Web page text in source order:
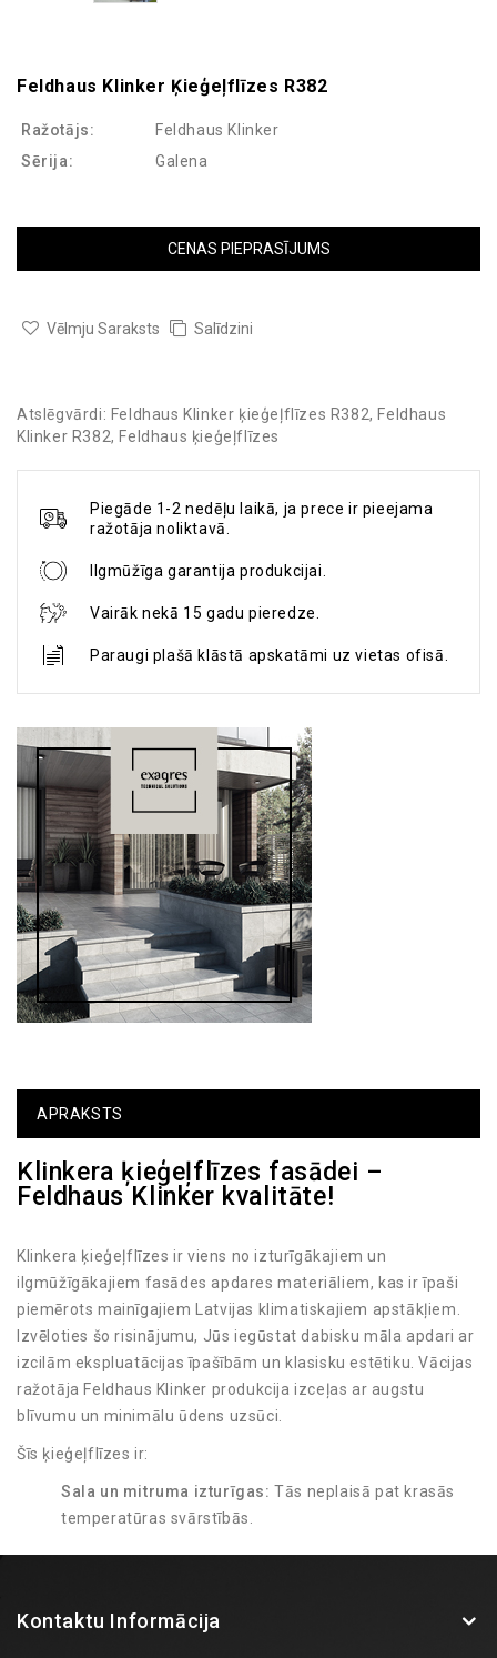
Feldhaus Klinker Ķieģeļflīzes R382
Ražotājs:
Feldhaus Klinker
Sērija:
Galena
CENAS PIEPRASĪJUMS
Vēlmju Saraksts Salīdzini
Atslēgvārdi: Feldhaus Klinker ķieģeļflīzes R382, Feldhaus
Klinker R382, Feldhaus ķieģeļflīzes
Piegāde 1-2 nedēļu laikā, ja prece ir pieejama
ražotāja noliktavā.
Ilgmūžīga garantija produkcijai.
Vairāk nekā 15 gadu pieredze.
Paraugi plašā klāstā apskatāmi uz vietas ofisā.
APRAKSTS
Klinkera ķieģeļflīzes fasādei –
Feldhaus Klinker kvalitāte!
Klinkera ķieģeļflīzes ir viens no izturīgākajiem un
ilgmūžīgākajiem fasādes apdares materiāliem, kas ir īpaši
piemērots mainīgajiem Latvijas klimatiskajiem apstākļiem.
Izvēloties šo risinājumu, Jūs iegūstat dabisku māla apdari ar
izcilām ekspluatācijas īpašībām un klasisku estētiku. Vācijas
ražotāja Feldhaus Klinker produkcija izceļas ar augstu
blīvumu un minimālu ūdens uzsūci.
Šīs ķieģeļflīzes ir:
Sala un mitruma izturīgas: Tās neplaisā pat krasās
temperatūras svārstībās.
pārkrāsošana vai speciāla apkope.
Kontaktu Informācija